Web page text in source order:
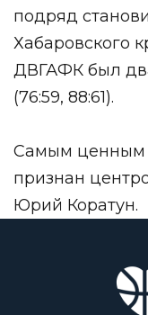
подряд
Хабаровского
ДВГАФК был
(76:59, 88:61).
Самым ценным
признан
Юрий Коратун.